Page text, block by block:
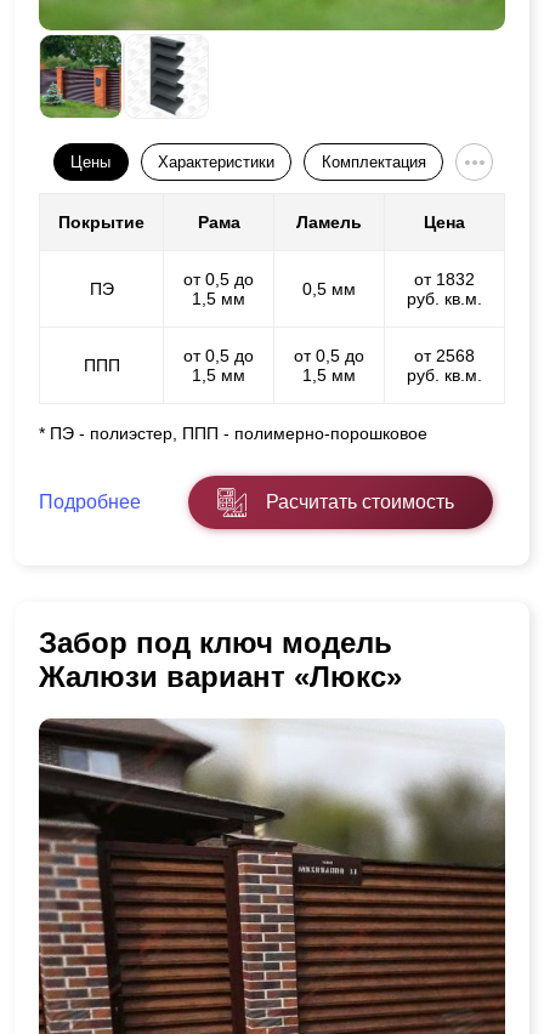
Цены Характеристики Комплектация
Покрытие Рама Ламель Цена
ПЭ
от 0,5 до
1,5 мм
0,5 мм
от 1832
руб. кв.м.
ППП
от 0,5 до
1,5 мм
от 0,5 до
1,5 мм
от 2568
руб. кв.м.
* ПЭ - полиэстер, ППП - полимерно-порошковое
Подробнее Расчитать стоимость
Забор под ключ модель
Жалюзи вариант «Люкс»